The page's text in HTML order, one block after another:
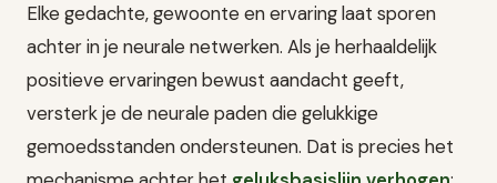
Elke gedachte, gewoonte en ervaring laat sporen
achter in je neurale netwerken. Als je herhaaldelijk
positieve ervaringen bewust aandacht geeft,
versterk je de neurale paden die gelukkige
gemoedsstanden ondersteunen. Dat is precies het